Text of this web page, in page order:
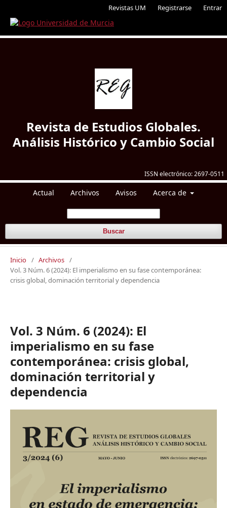
Revistas UM Registrarse Entrar
ISSN electrónico:2697-0511
Revista de Estudios Globales.
Análisis Histórico y Cambio Social
Actual Archivos Avisos Acerca de
Buscar
Inicio / Archivos /
Vol. 3 Núm. 6 (2024): El imperialismo en su fase contemporánea:
crisis global, dominación territorial y dependencia
Vol. 3 Núm. 6 (2024): El
imperialismo en su fase
contemporánea: crisis global,
dominación territorial y
dependencia